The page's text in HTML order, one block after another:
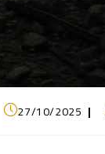
27/10/2025